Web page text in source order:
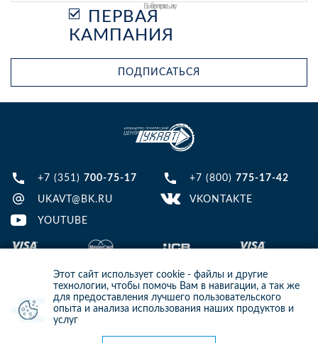
Этот сайт использует cookie - файлы и другие
технологии, чтобы помочь Вам в навигации, а так же
для предоставления лучшего пользовательского
опыта и анализа использования наших продуктов и
услуг
Выберите рассылку
ПЕРВАЯ
КАМПАНИЯ
ПОДПИСАТЬСЯ
+7 (351) 700-75-17 +7 (800) 775-17-42
UKAVT@BK.RU VKONTAKTE
YOUTUBE
© 2013-2024 ООО ИТЦ УКАВТ. ИНН: 7448122124, ОГРН: 1097448007216
ИНФОРМАЦИЯ НА САЙТЕ НЕ ЯВЛЯЕТСЯ ПУБЛИЧНОЙ ОФЕРТОЙ. ДЛЯ